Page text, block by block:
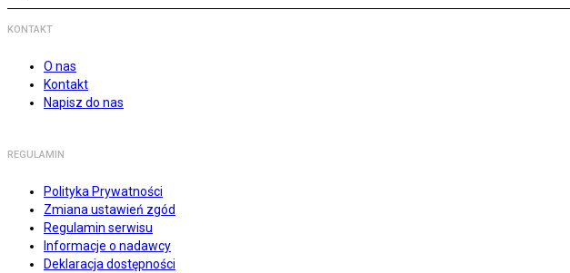
KONTAKT
O nas
Kontakt
Napisz do nas
REGULAMIN
Polityka Prywatności
Zmiana ustawień zgód
Regulamin serwisu
Informacje o nadawcy
Deklaracja dostępności